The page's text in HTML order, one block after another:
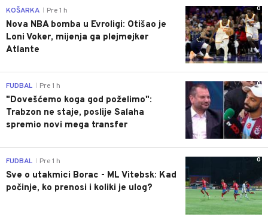
0
KOŠARKA Pre 1 h
Nova NBA bomba u Evroligi: Otišao je
Loni Voker, mijenja ga plejmejker
Atlante
0
FUDBAL Pre 1 h
"Dovešćemo koga god poželimo":
Trabzon ne staje, poslije Salaha
spremio novi mega transfer
0
FUDBAL Pre 1 h
Sve o utakmici Borac - ML Vitebsk: Kad
počinje, ko prenosi i koliki je ulog?